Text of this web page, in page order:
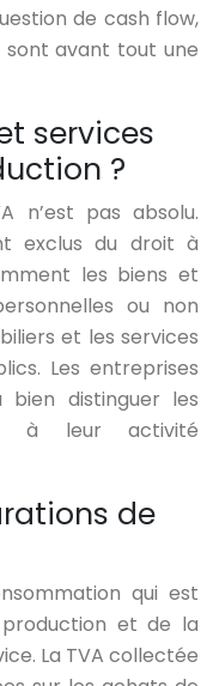
de cash flow,
sont avant tout une
services
?
n’est pas absolu.
exclus du droit à
les biens et
ou non
et les services
Les entreprises
distinguer les
à leur activité
de
qui est
et de la
La TVA collectée